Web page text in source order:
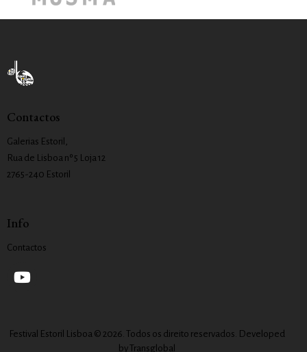
Contactos
Galerias Estoril,
Rua de Lisboa nº 5 Loja 12
2765-240 Estoril
Info
Contactos
Festival Estoril Lisboa © 2026. Todos os direito reservados. Developed
byTransglobal